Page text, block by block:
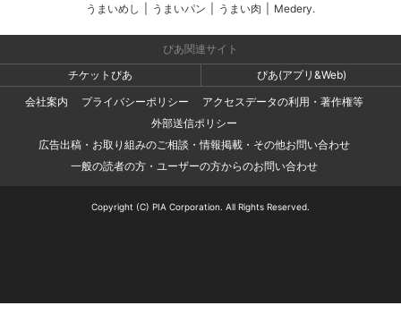
うまいめし
うまいパン うまい肉 Medery.
ぴあ関連サイト
チケットぴあ
ぴあ(アプリ&Web)
会社案内
プライバシーポリシー
アクセスデータの利用・著作権等
外部送信ポリシー
広告出稿・お取り組みのご相談・情報掲載・その他お問い合わせ
一般の読者の方・ユーザーの方からのお問い合わせ
Copyright (C) PIA Corporation. All Rights Reserved.